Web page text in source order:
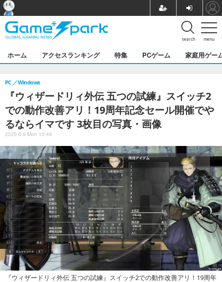
menu
search
ホーム アクセスランキング 特集 PCゲーム 家庭用ゲー
『ウィザードリィ外伝 五つの試練』スイッチ2
での動作改善アリ！19周年記念セール開催でや
るならイマです 3枚目の写真・画像
PC Windows
2025.6.9 Mon 10:49
『ウィザードリィ外伝 五つの試練』スイッチ2での動作改善アリ！19周年